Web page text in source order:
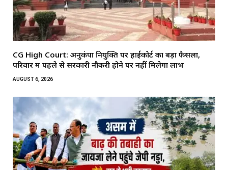
CG High Court: अनुकंपा नियुक्ति पर हाईकोर्ट का बड़ा फैसला,
परिवार में पहले से सरकारी नौकरी होने पर नहीं मिलेगा लाभ
AUGUST 6, 2026